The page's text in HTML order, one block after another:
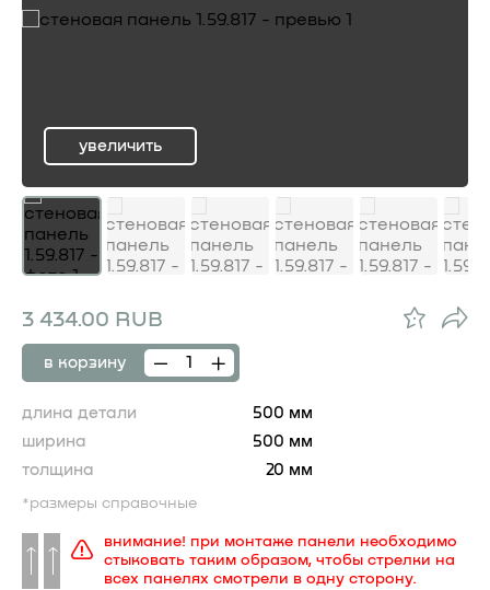
ru
увеличить
3 434.00 RUB
в корзину
длина детали
500 мм
ширина
500 мм
толщина
20 мм
*размеры справочные
внимание! при монтаже панели необходимо
стыковать таким образом, чтобы стрелки на
всех панелях смотрели в одну сторону.